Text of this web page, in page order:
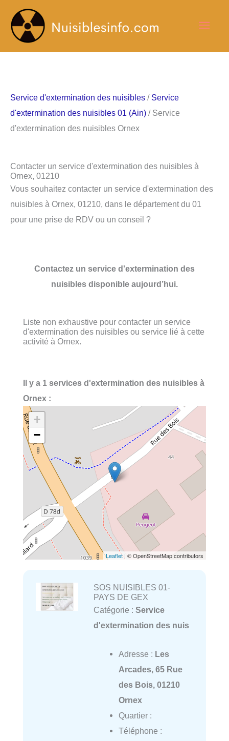
contenu
Service d'extermination des nuisibles / Service
d'extermination des nuisibles 01 (Ain) / Service
d'extermination des nuisibles Ornex
Contacter un service d'extermination des nuisibles à
Ornex, 01210
Vous souhaitez contacter un service d'extermination des
nuisibles à Ornex, 01210, dans le département du 01
pour une prise de RDV ou un conseil ?
Contactez un service d'extermination des
nuisibles disponible aujourd’hui.
Liste non exhaustive pour contacter un service
d'extermination des nuisibles ou service lié à cette
activité à Ornex.
Il y a 1 services d'extermination des nuisibles à
Ornex :
+
−
Leaflet| © OpenStreetMap contributors
SOS NUISIBLES 01-
PAYS DE GEX
Catégorie : Service
d'extermination des nuis
Adresse : Les
Arcades, 65 Rue
des Bois, 01210
Ornex
Quartier :
Téléphone :